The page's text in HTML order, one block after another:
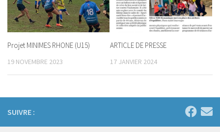
Projet MINIMES RHONE (U15)
19 NOVEMBRE 2023
ARTICLE DE PRESSE
17 JANVIER 2024
SUIVRE :